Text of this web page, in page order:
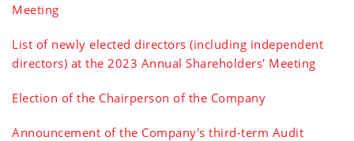
Meeting
List of newly elected directors (including independent
directors) at the 2023 Annual Shareholders' Meeting
Election of the Chairperson of the Company
Announcement of the Company's third-term Audit